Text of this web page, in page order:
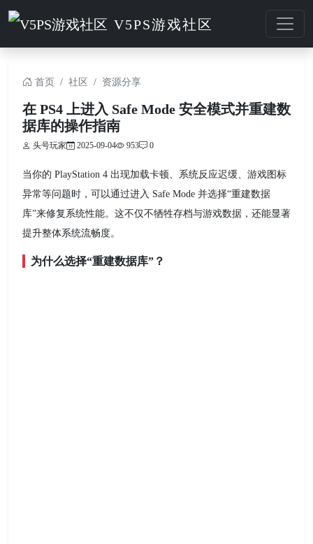
V5PS游戏社区
首页 社区 资源分享
在 PS4 上进入 Safe Mode 安全模式并重建数
据库的操作指南
头号玩家 2025-09-04 953 0
当你的 PlayStation 4 出现加载卡顿、系统反应迟缓、游戏图标
异常等问题时，可以通过进入 Safe Mode 并选择“重建数据
库”来修复系统性能。这不仅不牺牲存档与游戏数据，还能显著
提升整体系统流畅度。
为什么选择“重建数据库”？